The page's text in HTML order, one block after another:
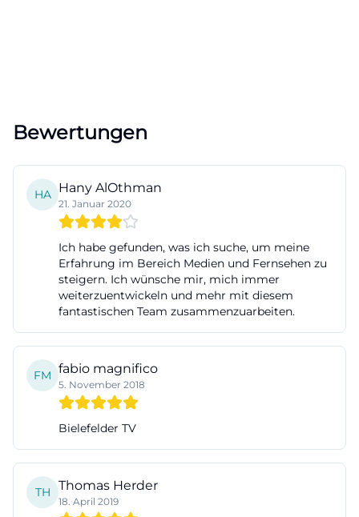
Bewertungen
HA Hany AlOthman
21. Januar 2020
Ich habe gefunden, was ich suche, um meine
Erfahrung im Bereich Medien und Fernsehen zu
steigern. Ich wünsche mir, mich immer
weiterzuentwickeln und mehr mit diesem
fantastischen Team zusammenzuarbeiten.
FM fabio magnifico
5. November 2018
Bielefelder TV
TH Thomas Herder
18. April 2019